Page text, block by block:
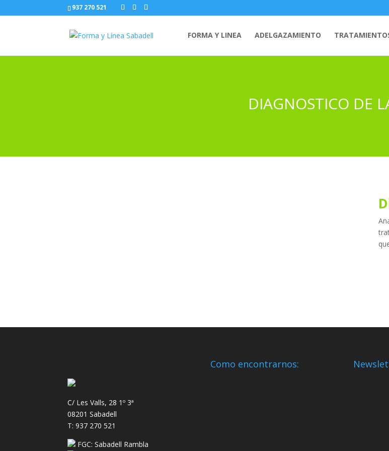
937 270 521
FORMA Y LINEA ADELGAZAMIENTO
DIAGNOSTICO DE
C/ Les Valls, 28 1º 3ª
08201 Sabadell
T: 937 270 521
FGC: Sabadell Rambla
Como encontrarnos: